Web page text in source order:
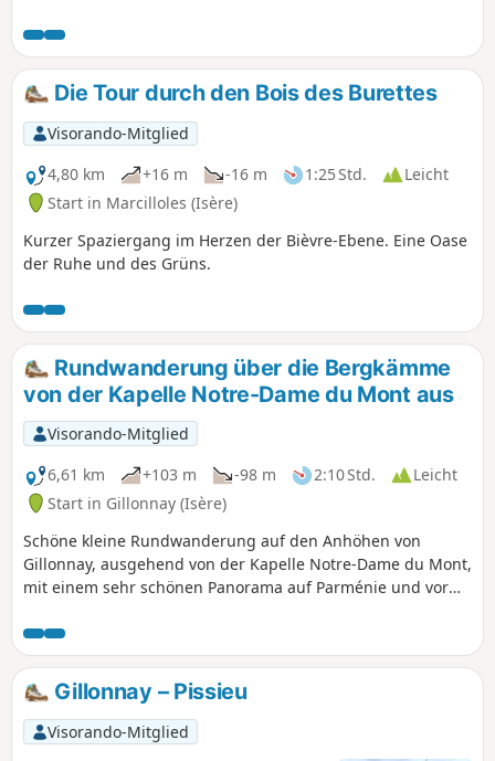
Die Tour durch den Bois des Burettes
Visorando-Mitglied
4,80 km
+16 m -16 m 1:25 Std.
Leicht
Start in Marcilloles (Isère)
Kurzer Spaziergang im Herzen der Bièvre-Ebene. Eine Oase
der Ruhe und des Grüns.
Rundwanderung über die Bergkämme
von der Kapelle Notre-Dame du Mont aus
Visorando-Mitglied
6,61 km
+103 m -98 m 2:10 Std.
Leicht
Start in Gillonnay (Isère)
Schöne kleine Rundwanderung auf den Anhöhen von
Gillonnay, ausgehend von der Kapelle Notre-Dame du Mont,
mit einem sehr schönen Panorama auf Parménie und vor
Wanderung ist im Herbst besonders schön! Achtung, im
Hochsommer gibt es fast keinen Schatten.
Gillonnay – Pissieu
Visorando-Mitglied